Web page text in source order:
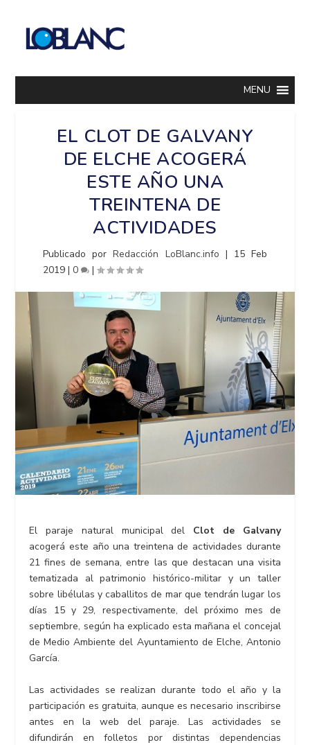
MENU
EL CLOT DE GALVANY
DE ELCHE ACOGERÁ
ESTE AÑO UNA
TREINTENA DE
ACTIVIDADES
Publicado porRedacción LoBlanc.info | 15 Feb
2019 |0 |
El paraje natural municipal del Clot de Galvany
acogerá este año una treintena de actividades durante
21 fines de semana, entre las que destacan una visita
tematizada al patrimonio histórico-militar y un taller
sobre libélulas y caballitos de mar que tendrán lugar los
días 15 y 29, respectivamente, del próximo mes de
septiembre, según ha explicado esta mañana el concejal
de Medio Ambiente del Ayuntamiento de Elche, Antonio
García.
Las actividades se realizan durante todo el año y la
participación es gratuita, aunque es necesario inscribirse
antes en la web del paraje. Las actividades se
difundirán en folletos por distintas dependencias